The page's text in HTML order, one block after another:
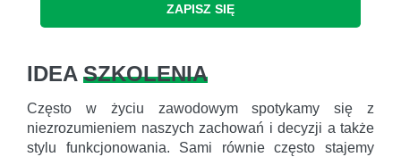
ZAPISZ SIĘ
IDEA SZKOLENIA
Często w życiu zawodowym spotykamy się z
niezrozumieniem naszych zachowań i decyzji a także
stylu funkcjonowania. Sami równie często stajemy